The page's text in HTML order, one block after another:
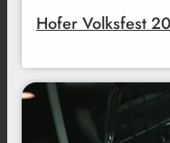
Hofer Volksfest